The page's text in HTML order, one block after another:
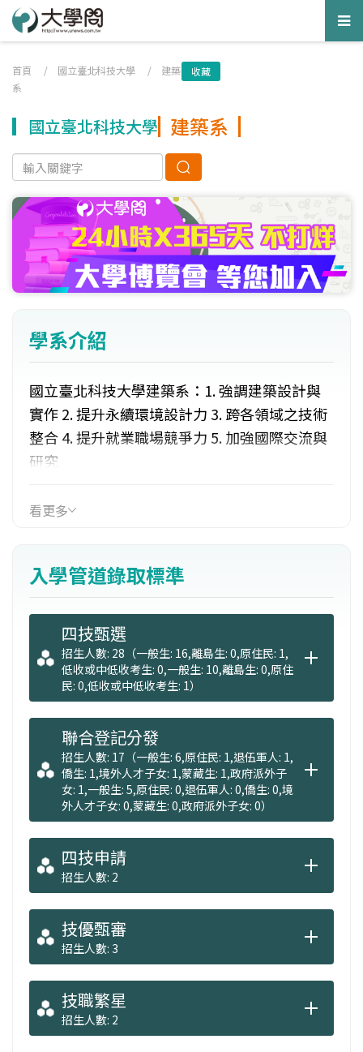
首頁 / 國立臺北科技大學 / 建築
系
收藏
國立臺北科技大學 建築系
學系介紹
國立臺北科技大學建築系：1. 強調建築設計與
實作 2. 提升永續環境設計力 3. 跨各領域之技術
整合 4. 提升就業職場競爭力 5. 加強國際交流與
研究
看更多
入學管道錄取標準
四技甄選
招生人數: 28（一般生: 16,離島生: 0,原住民: 1,
低收或中低收考生: 0,一般生: 10,離島生: 0,原住
民: 0,低收或中低收考生: 1）
聯合登記分發
招生人數: 17（一般生: 6,原住民: 1,退伍軍人: 1,
僑生: 1,境外人才子女: 1,蒙藏生: 1,政府派外子
女: 1,一般生: 5,原住民: 0,退伍軍人: 0,僑生: 0,境
外人才子女: 0,蒙藏生: 0,政府派外子女: 0）
四技申請
招生人數: 2
技優甄審
招生人數: 3
技職繁星
招生人數: 2